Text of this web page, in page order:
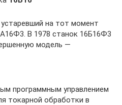
на тот момент
В 1978 станок 16Б16Ф3
модель —
программным управлением
токарной обработки в